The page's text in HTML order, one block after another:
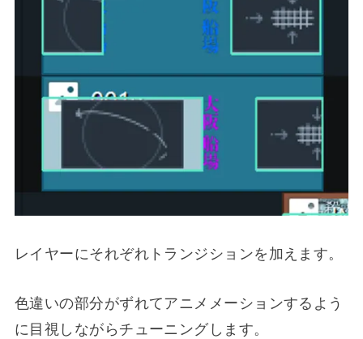
レイヤーにそれぞれトランジションを加えます。
色違いの部分がずれてアニメメーションするよう
に目視しながらチューニングします。